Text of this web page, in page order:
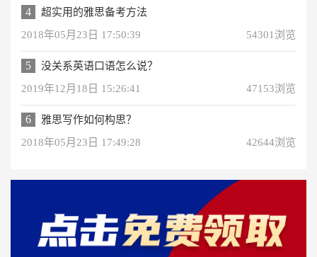
4
超实用的雅思备考方法
2018年05月23日 17:50:39
54301浏览
5
没关系英语口语怎么说？
2019年12月18日 15:26:41
47153浏览
6
雅思写作如何构思？
2018年05月23日 17:49:28
42644浏览